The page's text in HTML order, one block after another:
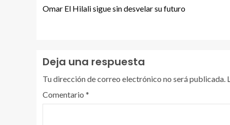
Omar El Hilali sigue sin desvelar su futuro
Deja una respuesta
Tu dirección de correo electrónico no será publicada.
Comentario *